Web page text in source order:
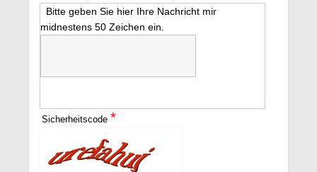
Bitte geben Sie hier Ihre Nachricht mir
midnestens 50 Zeichen ein.
Sicherheitscode *